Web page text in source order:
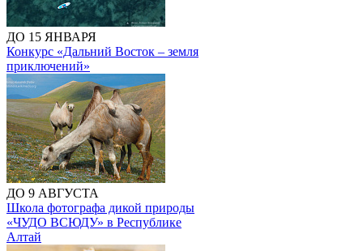
ДО 15 ЯНВАРЯ
Конкурс «Дальний Восток – земля
приключений»
ДО 9 АВГУСТА
Школа фотографа дикой природы
«ЧУДО ВСЮДУ» в Республике
Алтай